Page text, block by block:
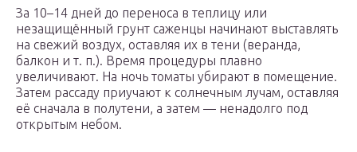
За 10–14 дней до переноса в теплицу или
незащищённый грунт саженцы начинают выставлять
на свежий воздух, оставляя их в тени (веранда,
балкон и т. п.). Время процедуры плавно
увеличивают. На ночь томаты убирают в помещение.
Затем рассаду приучают к солнечным лучам, оставляя
её сначала в полутени, а затем — ненадолго под
открытым небом.